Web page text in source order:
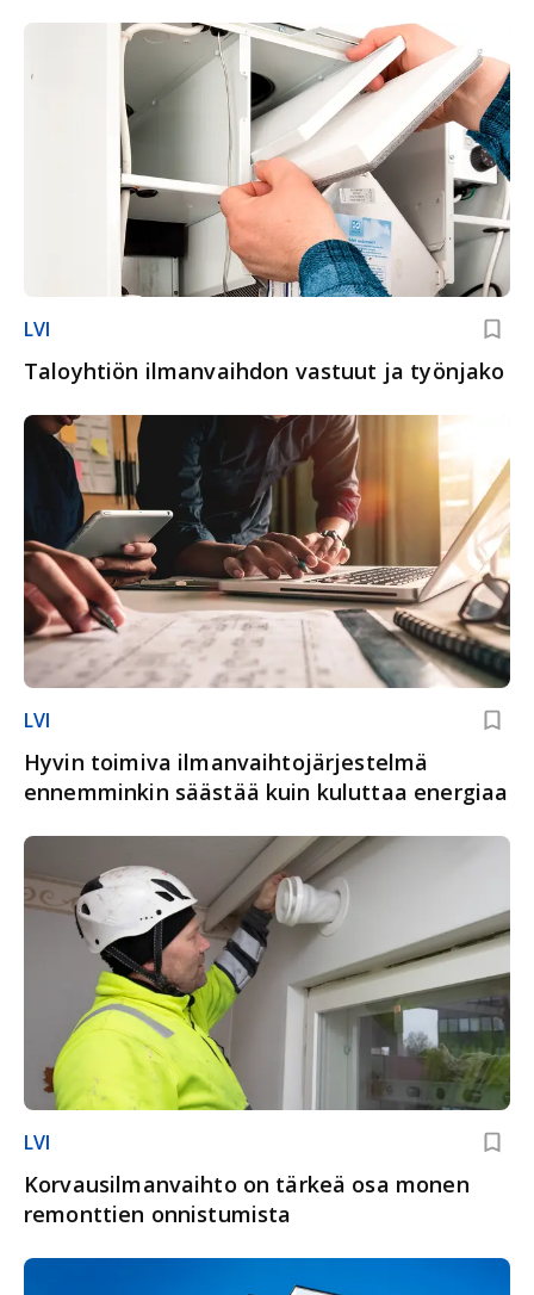
LVI
Taloyhtiön ilmanvaihdon vastuut ja työnjako
LVI
Hyvin toimiva ilmanvaihtojärjestelmä
ennemminkin säästää kuin kuluttaa energiaa
LVI
Korvausilmanvaihto on tärkeä osa monen
remonttien onnistumista